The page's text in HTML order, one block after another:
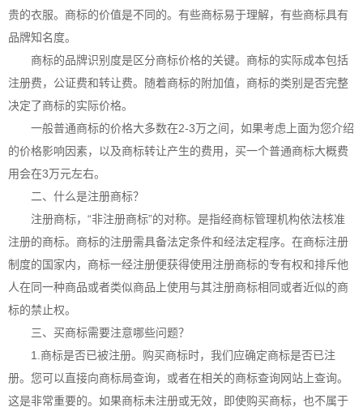
贵的衣服。商标的价值是不同的。有些商标易于理解，有些商标具有
品牌知名度。
商标的品牌识别度是区分商标价格的关键。商标的实际成本包括
注册费，公证费和转让费。随着商标的附加值，商标的类别是否完整
决定了商标的实际价格。
一般普通商标的价格大多数在2-3万之间，如果考虑上面为您介绍
的价格影响因素，以及商标转让产生的费用，买一个普通商标大概费
用会在3万元左右。
二、什么是注册商标？
注册商标，“非注册商标”的对称。是指经商标管理机构依法核准
注册的商标。商标的注册需具备法定条件和经法定程序。在商标注册
制度的国家内，商标一经注册便获得使用注册商标的专有权和排斥他
人在同一种商品或者类似商品上使用与其注册商标相同或者近似的商
标的禁止权。
三、买商标需要注意哪些问题？
1.商标是否已被注册。购买商标时，我们应确定商标是否已注
册。您可以直接向商标局查询，或者在相关的商标查询网站上查询。
这是非常重要的。如果商标未注册或无效，即使购买商标，也不属于